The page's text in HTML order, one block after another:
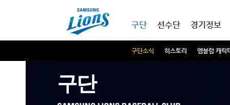
구단
구단소식 히스토리 엠블럼 캐릭
선수단 경기정보
구단